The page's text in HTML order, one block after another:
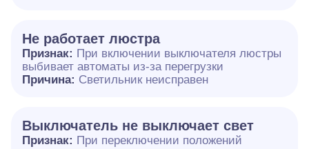
Не работает люстра
Признак: При включении выключателя люстры
выбивает автоматы из-за перегрузки
Причина: Светильник неисправен
Выключатель не выключает свет
Признак: При переключении положений